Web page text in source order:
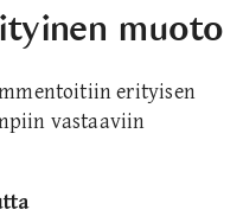
muoto
erityisen
vastaaviin